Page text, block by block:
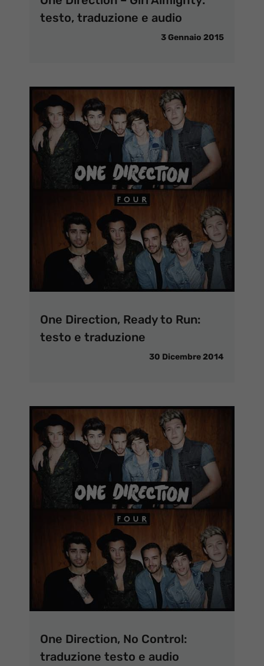
testo, traduzione e audio
3 Gennaio 2015
One Direction, Ready to Run:
testo e traduzione
30 Dicembre 2014
One Direction, No Control:
traduzione testo e audio